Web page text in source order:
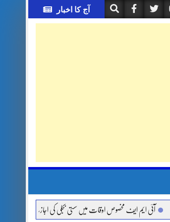
آج کا اخبار
آئی ایم ایف مخصوص اوقات میں سستی بجلی کی اجازت نہیں دے رہا، وفاقی